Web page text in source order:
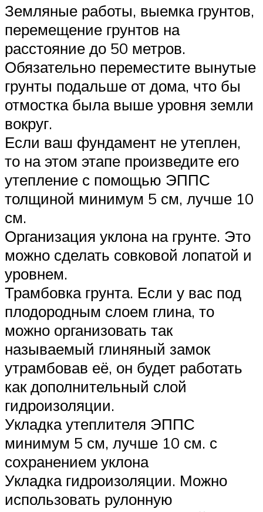
Земляные работы, выемка грунтов,
перемещение грунтов на
расстояние до 50 метров.
Обязательно переместите вынутые
грунты подальше от дома, что бы
отмостка была выше уровня земли
вокруг.
Если ваш фундамент не утеплен,
то на этом этапе произведите его
утепление с помощью ЭППС
толщиной минимум 5 см, лучше 10
см.
Организация уклона на грунте. Это
можно сделать совковой лопатой и
уровнем.
Трамбовка грунта. Если у вас под
плодородным слоем глина, то
можно организовать так
называемый глиняный замок
утрамбовав её, он будет работать
как дополнительный слой
гидроизоляции.
Укладка утеплителя ЭППС
минимум 5 см, лучше 10 см. с
сохранением уклона
Укладка гидроизоляции. Можно
использовать рулонную